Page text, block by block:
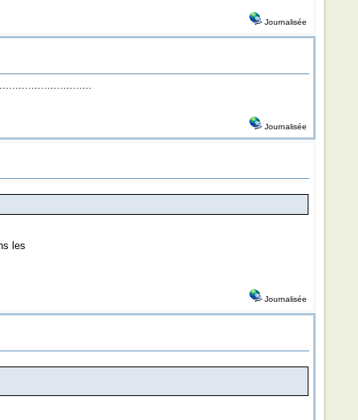
Journalisée
Journalisée
les
Journalisée